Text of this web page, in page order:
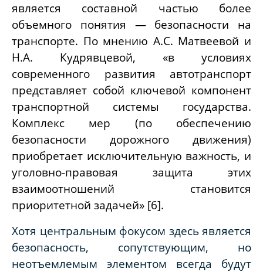
является составной частью более
объемного понятия — безопасности на
транспорте. По мнению А.С. Матвеевой и
Н.А. Кудрявцевой, «в условиях
современного развития автотранспорт
представляет собой ключевой компонент
транспортной системы государства.
Комплекс мер (по обеспечению
безопасности дорожного движения)
приобретает исключительную важность, и
уголовно-правовая защита этих
взаимоотношений становится
приоритетной задачей» [6].
Хотя центральным фокусом здесь является
безопасность, сопутствующим, но
неотъемлемым элементом всегда будут